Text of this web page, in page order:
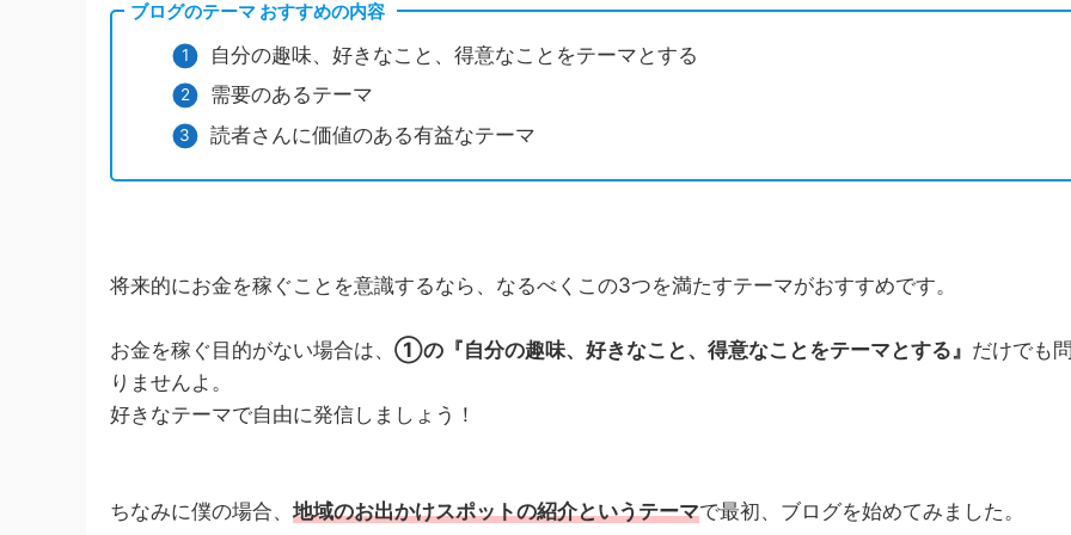
ブログのテーマ おすすめの内容
自分の趣味、好きなこと、得意なことをテーマとする
需要のあるテーマ
読者さんに価値のある有益なテーマ
将来的にお金を稼ぐことを意識するなら、なるべくこの3つを満たすテーマがおすすめです。
お金を稼ぐ目的がない場合は、 ①の『自分の趣味、好きなこと、得意なことをテーマとする』 だけでも
りませんよ。
好きなテーマで自由に発信しましょう！
ちなみに僕の場合、 地域のお出かけスポットの紹介というテーマで最初、ブログを始めてみました。